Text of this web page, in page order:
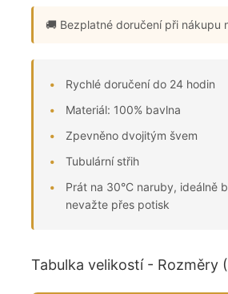
🚚 Bezplatné doručenípři nákupu
Rychlé doručení do 24 hodin
Materiál: 100% bavlna
Zpevněno dvojitým švem
Tubulární střih
Prát na 30°C naruby, ideálně
nevažte přes potisk
Tabulka velikostí - Rozměry